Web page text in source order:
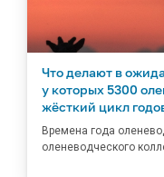
Что делают в
у которых 5300
жёсткий цикл
Времена года
оленеводческого